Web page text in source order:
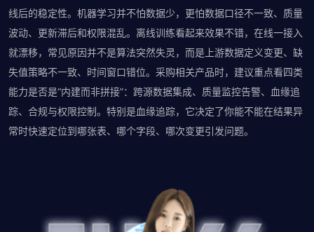
线后的稳定性。机器学习并不怕数据少，更怕数据口径不一致、质量
波动、更新滞后和权限混乱。离线训练看起来效果不错，在线一接入
就漂移，常见原因并不是算法突然失灵，而是上游数据定义变更、缺
失值策略不一致、时间窗口错位。采购相关产品时，建议重点看四类
能力是否是“内建而非拼接”：跨源数据集成、质量监控告警、血缘追
踪、合规与权限控制。特别是血缘追踪，它决定了你能不能在结果异
常时快速定位到哪张表、哪个字段、哪次变更引发问题。